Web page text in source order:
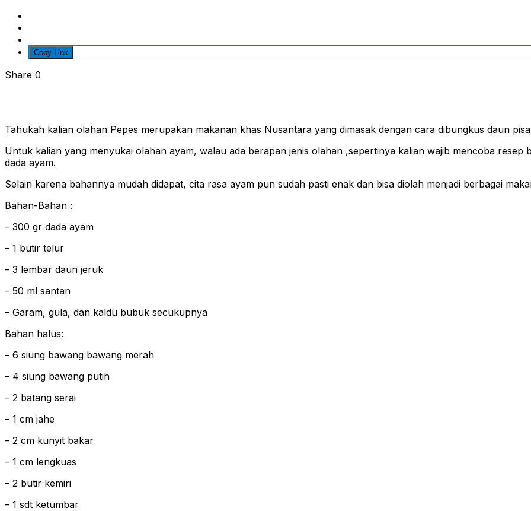
Copy Link
Share 0
Tahukah kalian olahan Pepes merupakan makanan khas Nusantara yang dimasak dengan cara dibungkus daun
Untuk kalian yang menyukai olahan ayam, walau ada berapan jenis olahan ,sepertinya kalian wajib mencoba resep
dada ayam.
Selain karena bahannya mudah didapat, cita rasa ayam pun sudah pasti enak dan bisa diolah menjadi berbagai
Bahan-Bahan :
– 300 gr dada ayam
– 1 butir telur
– 3 lembar daun jeruk
– 50 ml santan
– Garam, gula, dan kaldu bubuk secukupnya
Bahan halus:
– 6 siung bawang bawang merah
– 4 siung bawang putih
– 2 batang serai
– 1 cm jahe
– 2 cm kunyit bakar
– 1 cm lengkuas
– 2 butir kemiri
– 1 sdt ketumbar